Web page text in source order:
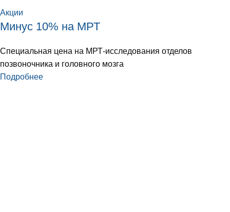
Акции
Минус 10% на МРТ
Специальная цена на МРТ-исследования отделов
позвоночника и головного мозга
Подробнее